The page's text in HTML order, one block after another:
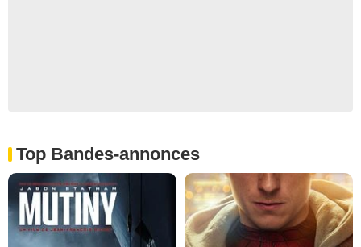
Top Bandes-annonces